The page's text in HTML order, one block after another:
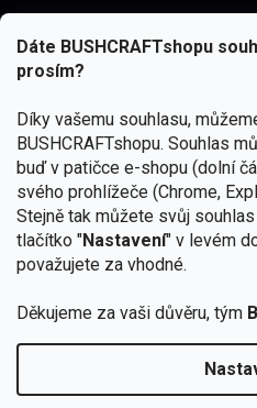
Dáte BUSHCRAFTshopu
prosím?
Díky vašemu souhlasu,
BUSHCRAFTshopu. Souhlas
buď v patičce e-shopu (dolní
svého prohlížeče (Chrome,
Stejně tak můžete svůj
tlačítko "Nastavení" v levém
považujete za vhodné.
Děkujeme za vaši důvěru, tým
podmínkami ochrany osobních
Copyright 2026